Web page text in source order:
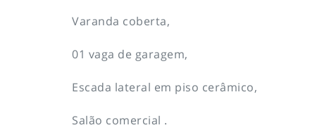
Varanda coberta,
01 vaga de garagem,
Escada lateral em piso cerâmico,
Salão comercial .